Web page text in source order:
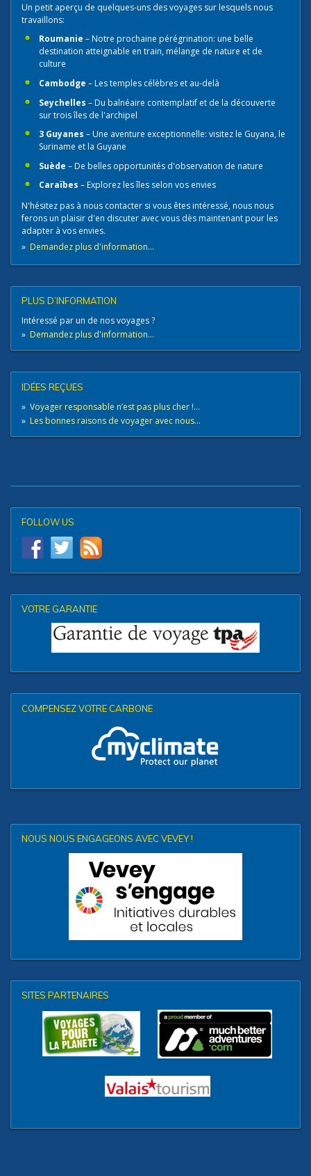
Un petit aperçu de quelques-uns des voyages sur lesquels nous
travaillons:
Roumanie – Notre prochaine pérégrination: une belle
destination atteignable en train, mélange de nature et de
culture
Cambodge – Les temples célèbres et au-delà
Seychelles – Du balnéaire contemplatif et de la découverte
sur trois îles de l'archipel
3 Guyanes – Une aventure exceptionnelle: visitez le Guyana, le
Suriname et la Guyane
Suède – De belles opportunités d'observation de nature
Caraïbes – Explorez les îles selon vos envies
N'hésitez pas à nous contacter​ si vous êtes intéressé, nous nous
ferons un plaisir d'en discuter avec vous dès maintenant pour les
adapter à vos envies.
» Demandez plus d'information...
PLUS D’INFORMATION
Intéressé par un de nos voyages ?
» Demandez plus d'information...
IDÉES REÇUES
» Voyager responsable n’est pas plus cher !...
» Les bonnes raisons de voyager avec nous...
FOLLOW US
VOTRE GARANTIE
COMPENSEZ VOTRE CARBONE
NOUS NOUS ENGAGEONS AVEC VEVEY !
SITES PARTENAIRES